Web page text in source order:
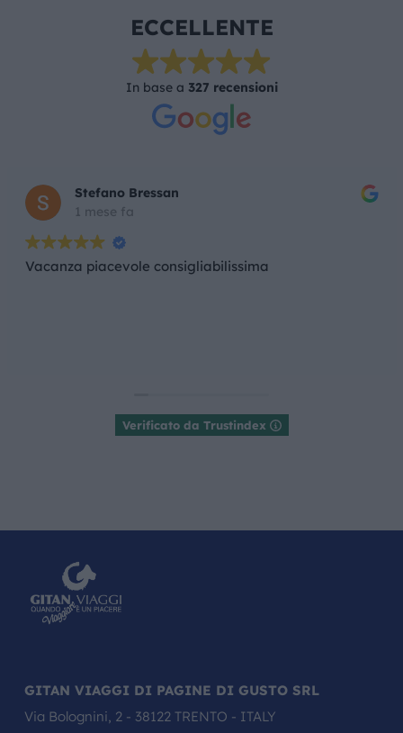
ECCELLENTE
In base a 327 recensioni
Stefano Bressan
1 mese fa
Vacanza piacevole consigliabilissima
Verificato da Trustindex
GITAN VIAGGI DI PAGINE DI GUSTO SRL
Via Bolognini, 2 - 38122 TRENTO - ITALY